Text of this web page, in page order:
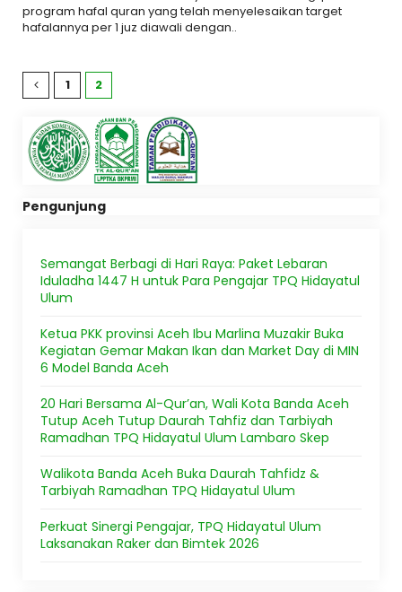
program hafal quran yang telah menyelesaikan target
hafalannya per 1 juz diawali dengan..
1 2
Pengunjung
Semangat Berbagi di Hari Raya: Paket Lebaran
Iduladha 1447 H untuk Para Pengajar TPQ Hidayatul
Ulum
Ketua PKK provinsi Aceh Ibu Marlina Muzakir Buka
Kegiatan Gemar Makan Ikan dan Market Day di MIN
6 Model Banda Aceh
20 Hari Bersama Al-Qur’an, Wali Kota Banda Aceh
Tutup Aceh Tutup Daurah Tahfiz dan Tarbiyah
Ramadhan TPQ Hidayatul Ulum Lambaro Skep
Walikota Banda Aceh Buka Daurah Tahfidz &
Tarbiyah Ramadhan TPQ Hidayatul Ulum
Perkuat Sinergi Pengajar, TPQ Hidayatul Ulum
Laksanakan Raker dan Bimtek 2026